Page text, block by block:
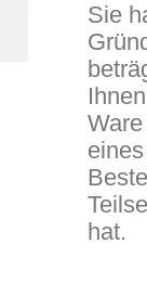
Sie
hat.